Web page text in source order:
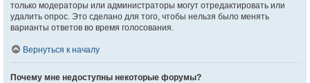
только модераторы или администраторы могут отредактировать или
удалить опрос. Это сделано для того, чтобы нельзя было менять
варианты ответов во время голосования.
Вернуться к началу
Почему мне недоступны некоторые форумы?